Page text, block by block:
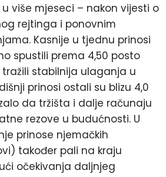
više mjeseci – nakon vijesti o
rejtinga i ponovnim
Kasnije u tjednu prinosi
spustili prema 4,50 posto
stabilnija ulaganja u
prinosi ostali su blizu 4,0
da tržišta i dalje računaju
rezove u budućnosti. U
prinose njemačkih
također pali na kraju
očekivanja daljnjeg